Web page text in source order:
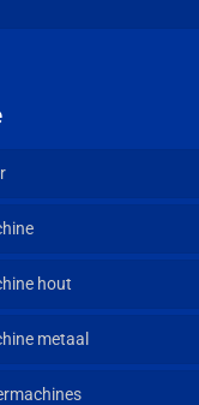
hout
metaal